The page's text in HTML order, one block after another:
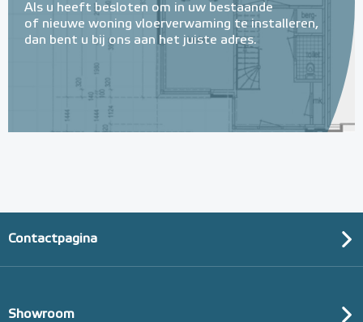
Als u heeft besloten om in uw bestaande
of nieuwe woning vloerverwaming te installeren,
dan bent u bij ons aan het juiste adres.
Contactpagina
Showroom